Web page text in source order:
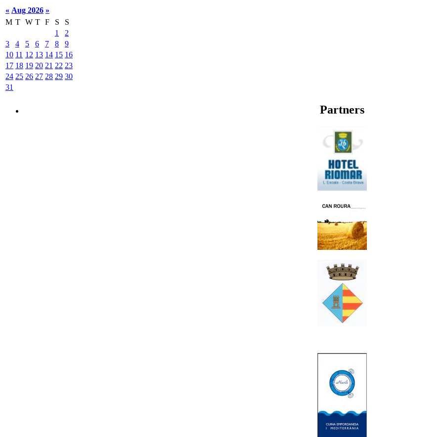
« Aug 2026 »
M T W T F S
S
1
2
3
4 5 6 7 8
9
10 11 12 13 14 15 16
17 18 19 20 21 22 23
24 25 26 27 28 29 30
31
Partners